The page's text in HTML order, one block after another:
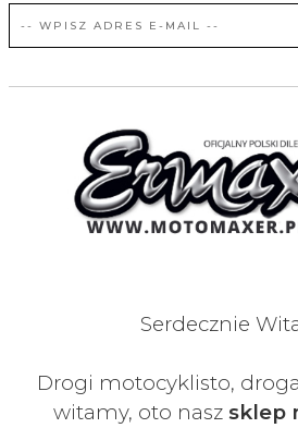
Serdecznie
Drogi motocyklisto,
witamy, oto nasz sklep